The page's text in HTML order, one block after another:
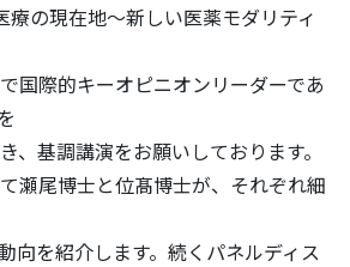
の現在地～新しい医薬モダリティ
国際的キーオピニオンリーダーであ
、基調講演をお願いしております。
瀬尾博士と位髙博士が、それぞれ細
向を紹介します。続くパネルディス